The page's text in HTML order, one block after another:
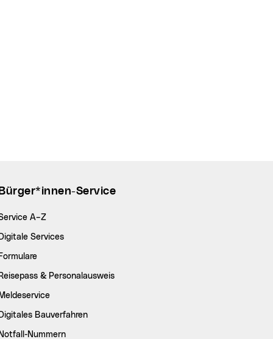
Bürger*innen-Service
A–Z
Digitale Services
Formulare
Reisepass & Personalausweis
Meldeservice
Digitales Bauverfahren
Notfall-Nummern